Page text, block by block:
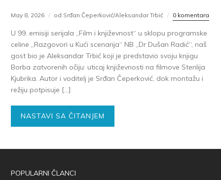
May 8, 2026 od Srđan Čeperković/Aleksandar Trbić 0 komentara
U 99. emisiji serijala „Film i književnost“ u sklopu programske
celine „Razgovori u Kući scenarija“ NB „Dr Dušan Radić“, naš
gost bio je Aleksandar Trbić koji je predstavio svoju knjigu
Borba zatvorenih očiju: uticaj književnosti na filmove Stenlija
Kjubrika. Autor i voditelj je Srđan Čeperković, dok montažu i
režiju potpisuje […]
NASTAVI SA ČITANJEM
POPULARNI ČLANCI